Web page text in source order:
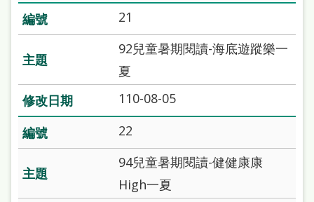
21
92兒童暑期閱讀-海底遊蹤樂一
夏
110-08-05
22
94兒童暑期閱讀-健健康康
High一夏